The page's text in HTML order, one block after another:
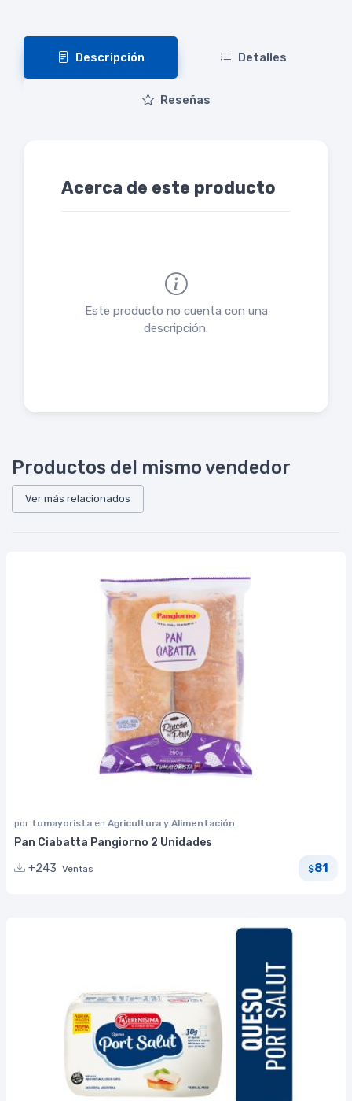
Descripción Detalles
Reseñas
Acerca de este producto
Este producto no cuenta con una
descripción.
Productos del mismo vendedor
Ver más relacionados
por tumayorista en Agricultura y Alimentación
Pan Ciabatta Pangiorno 2 Unidades
+243 Ventas $81